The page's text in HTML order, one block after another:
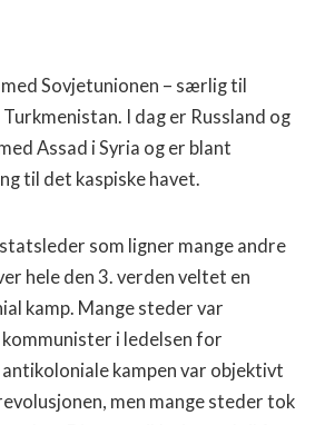
Sovjetunionen – særlig til
I dag er Russland og
Assad i Syria og er blant
til det kaspiske havet.
som ligner mange andre
hele den 3. verden veltet en
kamp. Mange steder var
i ledelsen for
kampen var objektivt
men mange steder tok